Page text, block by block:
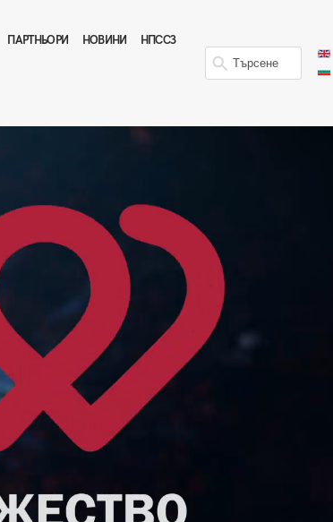
ПАРТНЬОРИ НОВИНИ НПССЗ